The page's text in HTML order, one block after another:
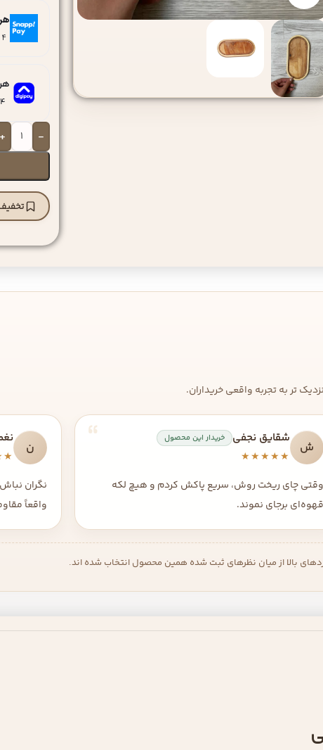
۴ قسط ماهانه. بدون سود، چک و ضامن.
۴ قسط ماهانه. بدون سود، چک و ضامن.
-
+
تر به تجربه واقعی خریداران.
ش
شقایق نجفی خریدار این محصول
★★★★★
وقتی چای ریخت روش، سریع پاکش کردم و هیچ لکه
قهوه‌ای برجای نموند.
ن
نگران
واقعاً
بالا از میان نظرهای ثبت شده همین محصول انتخاب شده اند.